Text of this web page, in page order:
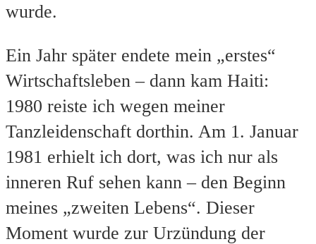
wurde.
Ein Jahr später endete mein „erstes“
Wirtschaftsleben – dann kam Haiti:
1980 reiste ich wegen meiner
Tanzleidenschaft dorthin. Am 1. Januar
1981 erhielt ich dort, was ich nur als
inneren Ruf sehen kann – den Beginn
meines „zweiten Lebens“. Dieser
Moment wurde zur Urzündung der